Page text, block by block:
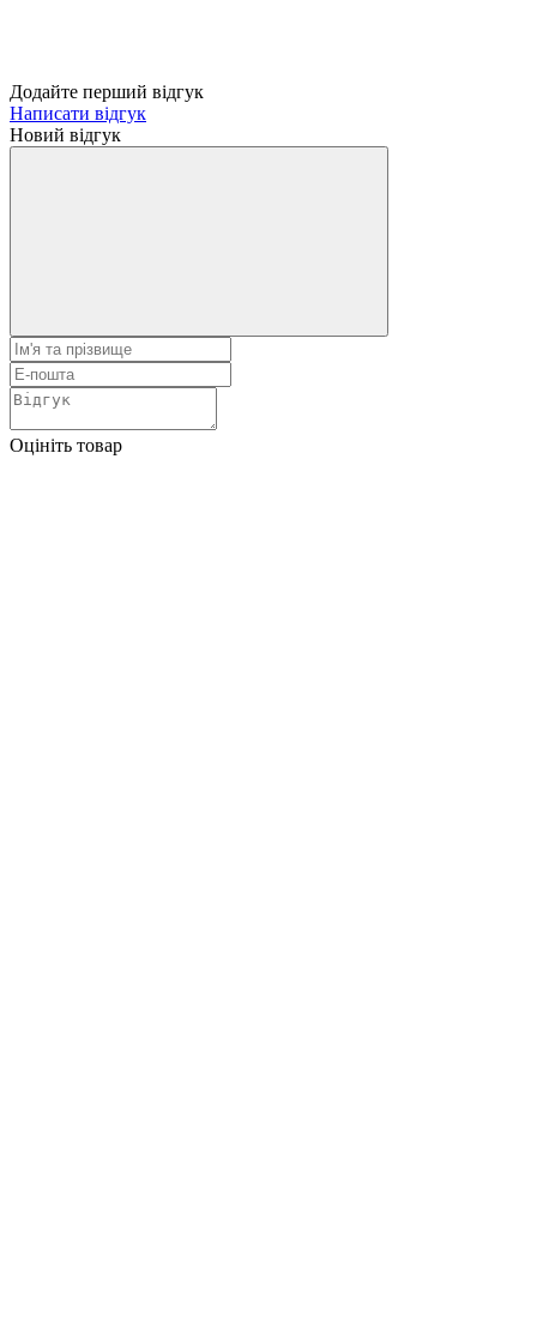
Додайте перший відгук
Написати відгук
Новий відгук
Оцініть товар